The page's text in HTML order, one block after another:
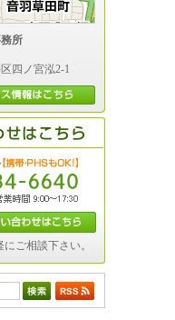
所
四ノ宮泓2-1
ご相談下さい。